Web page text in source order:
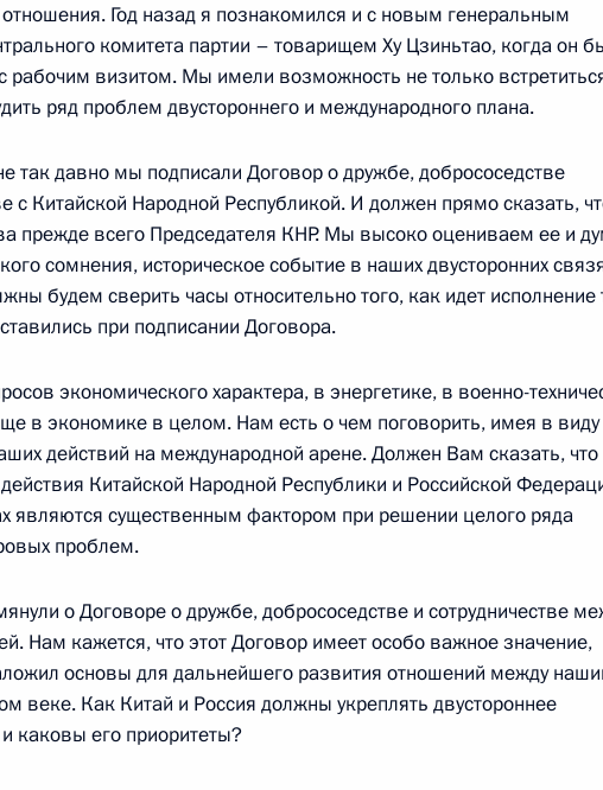
года, вторник
с Королем Иордании Абдаллой II
00:02 Москва, Кремль
совещании руководящего состава Вооруженных
00:01 Москва, Министерство обороны
года, понедельник
федеральных органов исполнительной власти
власти ряда субъектов Российской
выполнению положений законодательства
среды и по эффективному
10:31 Главное контрольное управление
встрече с представителями средств массовой
Год назад я познакомился и с новым генеральным
комитета партии – товарищем Ху Цзиньтао, когда он
рабочим визитом. Мы имели возможность не только
ряд проблем двустороннего и международного плана.
так давно мы подписали Договор о дружбе, добрососедстве
с Китайской Народной Республикой. И должен прямо сказать,
прежде всего Председателя КНР. Мы высоко оцениваем ее и
сомнения, историческое событие в наших двусторонних
будем сверить часы относительно того, как идет исполнение
при подписании Договора.
экономического характера, в энергетике, в военно-
в экономике в целом. Нам есть о чем поговорить, имея в виду
действий на международной арене. Должен Вам сказать, что
Китайской Народной Республики и Российской
являются существенным фактором при решении целого ряда
проблем.
о Договоре о дружбе, добрососедстве и сотрудничестве
Нам кажется, что этот Договор имеет особо важное значение,
основы для дальнейшего развития отношений между
веке. Как Китай и Россия должны укреплять двустороннее
и каковы его приоритеты?